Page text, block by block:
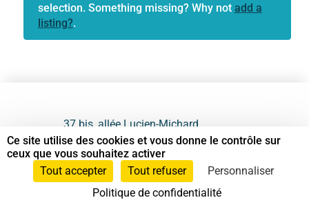
selection. Something missing? Why not add a
listing?.
37 bis, allée Lucien-Michard
93190 Livry-Gargan
06 61 87 28 09
Ce site utilise des cookies et vous donne le contrôle sur
ceux que vous souhaitez activer
Tout accepter
Tout refuser
Personnaliser
Politique de confidentialité